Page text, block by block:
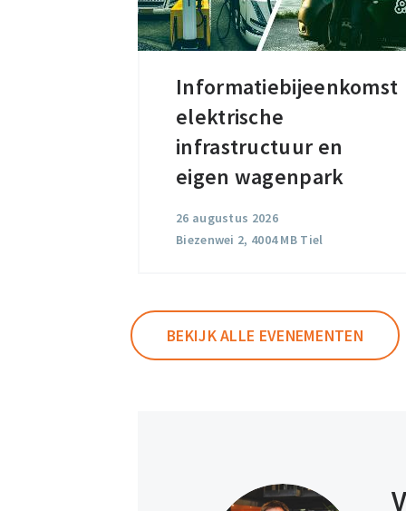
Informatiebijeenkomst
elektrische
infrastructuur en
eigen wagenpark
26 augustus 2026
Biezenwei 2, 4004 MB Tiel
Informatiebijeenkomst
elektrische
infrastructuur
en
wagenpark
BEKIJK ALLE EVENEMENTEN